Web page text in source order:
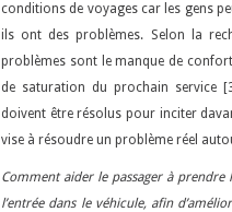
conditions de voyages car les gens
ils ont des problèmes. Selon la
problèmes sont le manque de
de saturation du prochain service
doivent être résolus pour inciter
vise à résoudre un problème réel
Comment aider le passager à
l’entrée dans le véhicule, afin